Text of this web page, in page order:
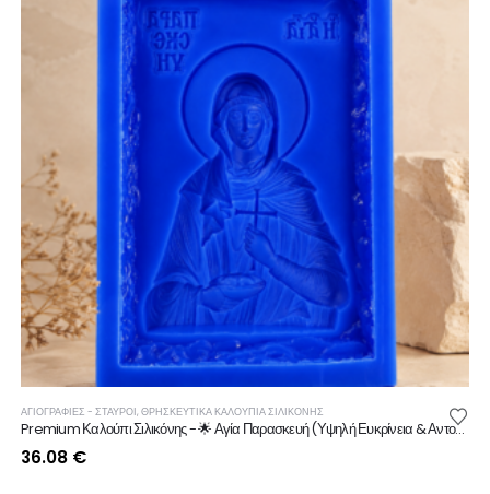
ΑΓΙΟΓΡΑΦΙΕΣ - ΣΤΑΥΡΟΙ,ΘΡΗΣΚΕΥΤΙΚΆ ΚΑΛΟΎΠΙΑ ΣΙΛΙΚΌΝΗΣ
Premium Καλούπι Σιλικόνης - 🌟 Αγία Παρασκευή (Υψηλή Ευκρίνεια & Αντοχή)
36.08 €